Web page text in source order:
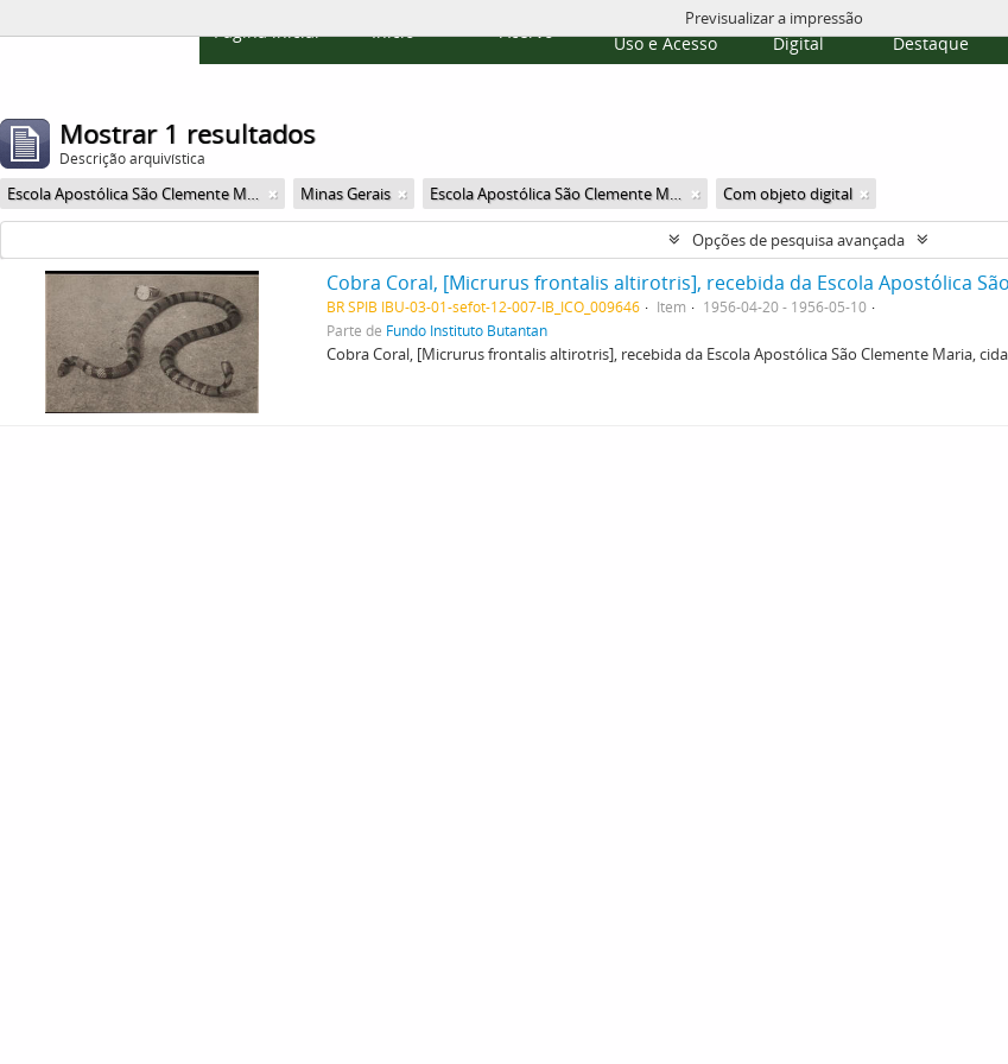
Página inicial Início Acervo
Políticas de
Uso e Acesso
Repositório
Digital
Destaque
Previsualizar a impressão
Mostrar 1 resultados
Descrição arquivística
Escola Apostólica São Clemente Maria Minas Gerais Escola Apostólica São Clemente Maria Com objeto digital
Opções de pesquisa avançada
BR SPIB IBU-03-01-sefot-12-007-IB_ICO_009646 Item
1956-04-20 - 1956-05-10
Parte de Fundo Instituto Butantan
Cobra Coral, [Micrurus frontalis altirotris], recebida da Escola Apostólica São Clemente Maria,